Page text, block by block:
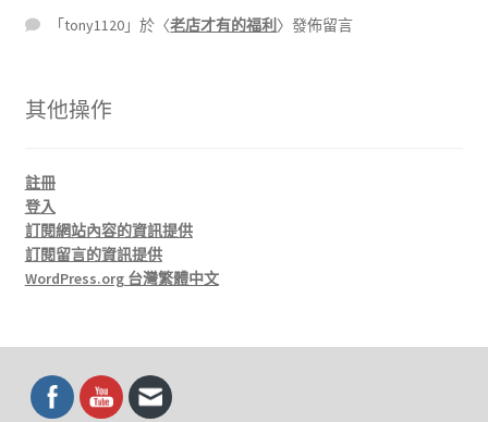
「tony1120 」於〈老店才有的福利 〉發佈留言
其他操作
註冊
登入
訂閱網站內容的資訊提供
訂閱留言的資訊提供
WordPress.org 台灣繁體中文